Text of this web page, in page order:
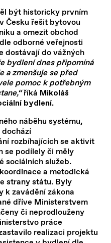
být historicky prvním
Česku řešit bytovou
a omezit obchod
odborné veřejnosti
dostávají do vážných
bydlení dnes připomíná
a zmenšuje se před
pomoc k potřebným
říká Mikoláš
bydlení.
náběhu systému,
rozbíhajících se aktivit
se podílely či měly
sociálních služeb.
a metodická
strany státu. Byly
k zavádění zákona
dříve Ministerstvem
či neprodlouženy
práce
realizaci projektu